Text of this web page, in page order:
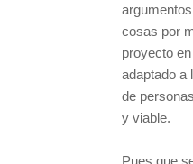
cosas por
proyecto
adaptado a
de
y viable.
Pues que